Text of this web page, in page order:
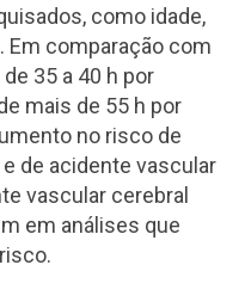
como idade,
comparação com
35 a 40 h por
mais de 55 h por
no risco de
de acidente vascular
vascular cerebral
em análises que